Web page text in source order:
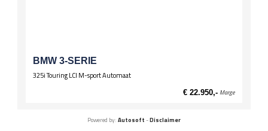
BMW 3-SERIE
325i Touring LCI M-sport Automaat
€ 22.950,- Marge
Powered by: Autosoft -Disclaimer